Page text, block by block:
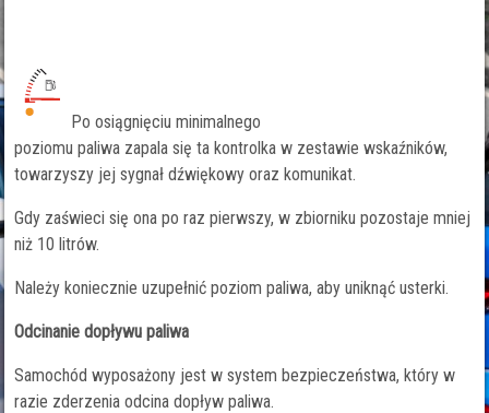
Po osiągnięciu minimalnego
poziomu paliwa zapala się ta kontrolka w zestawie wskaźników,
towarzyszy jej sygnał dźwiękowy oraz komunikat.
Gdy zaświeci się ona po raz pierwszy, w zbiorniku pozostaje mniej
niż 10 litrów.
Należy koniecznie uzupełnić poziom paliwa, aby uniknąć usterki.
Odcinanie dopływu paliwa
Samochód wyposażony jest w system bezpieczeństwa, który w
razie zderzenia odcina dopływ paliwa.